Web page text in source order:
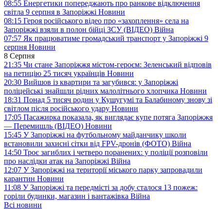
08:55 Енергетики попереджають про ранкове відключення
світла 9 серпня в Запоріжжі Новини
08:15 Героя російського відео про «захоплення» села на
Запоріжжі взяли в полон бійці ЗСУ (ВІДЕО) Війна
07:57 Як працюватиме громадський транспорт у Запоріжжі 9
серпня Новини
8 Серпня
21:35 Чи стане Запоріжжя містом-героєм: Зеленський відповів
на петицію 25 тисяч українців Новини
20:30 Вийшов із квартири та загубився: у Запоріжжі
поліцейські знайшли рідних малолітнього хлопчика Новини
18:31 Понад 5 тисяч родин у Кушугумі та Балабиному знову зі
світлом після російського удару Новини
17:05 Пасажирка показала, як виглядає купе потяга Запоріжжя
— Перемишль (ВІДЕО) Новини
15:45 У Запоріжжі на футбольному майданчику школи
встановили захисні сітки від FPV-дронів (ФОТО) Війна
14:50 Троє загиблих і четверо поранених: у поліції розповіли
про наслідки атак на Запоріжжі Війна
12:07 У Запоріжжі на території міського парку запровадили
карантин Новини
11:08 У Запоріжжі та передмісті за добу сталося 13 пожеж:
горіли будинки, магазин і вантажівка Війна
Всі новини